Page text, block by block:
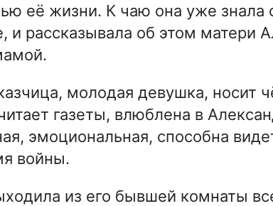
её жизни. К чаю она уже знала
и рассказывала об этом матери
молодая девушка, носит
газеты, влюблена в
эмоциональная, способна
войны.
из его бывшей комнаты